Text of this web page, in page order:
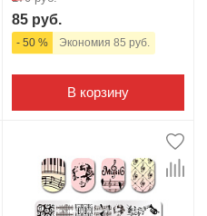
85 руб.
- 50 % Экономия 85 руб.
В корзину